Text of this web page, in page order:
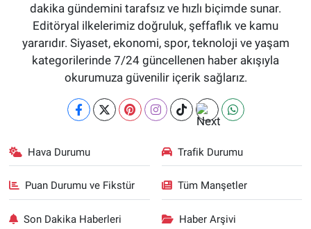
dakika gündemini tarafsız ve hızlı biçimde sunar.
Editöryal ilkelerimiz doğruluk, şeffaflık ve kamu
yararıdır. Siyaset, ekonomi, spor, teknoloji ve yaşam
kategorilerinde 7/24 güncellenen haber akışıyla
okurumuza güvenilir içerik sağlarız.
Hava Durumu Trafik Durumu
Puan Durumu ve Fikstür Tüm Manşetler
Son Dakika Haberleri Haber Arşivi